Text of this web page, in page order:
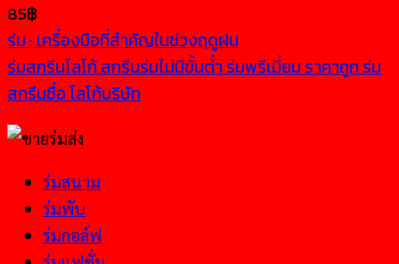
85฿
ร่ม : เครื่องมือที่สำคัญในช่วงฤดูฝน
ร่มสกรีนโลโก้ สกรีนร่มไม่มีขั้นต่ำ ร่มพรีเมี่ยม ราคาถูก ร่ม
สกรีนชื่อ โลโก้บริษัท
ร่มสนาม
ร่มพับ
ร่มกอล์ฟ